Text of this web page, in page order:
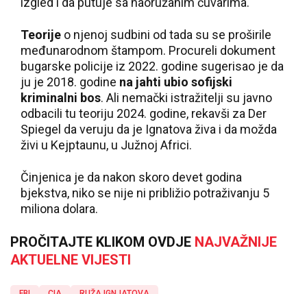
Teorije o njenoj sudbini od tada su se proširile
međunarodnom štampom. Procureli dokument
bugarske policije iz 2022. godine sugerisao je da
ju je 2018. godine na jahti ubio sofijski
kriminalni bos. Ali nemački istražitelji su javno
odbacili tu teoriju 2024. godine, rekavši za Der
Spiegel da veruju da je Ignatova živa i da možda
živi u Kejptaunu, u Južnoj Africi.
Činjenica je da nakon skoro devet godina
bjekstva, niko se nije ni približio potraživanju 5
miliona dolara.
PROČITAJTE KLIKOM OVDJE NAJVAŽNIJE
AKTUELNE VIJESTI